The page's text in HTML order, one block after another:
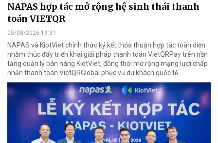
NAPAS hợp tác mở rộng hệ sinh thái thanh
toán VIETQR
05/08/2026 19:31
NAPAS và KiotViet chính thức ký kết thỏa thuận hợp tác toàn diện
nhằm thúc đẩy triển khai giải pháp thanh toán VietQRPay trên nền
tảng quản lý bán hàng KiotViet, đồng thời mở rộng mạng lưới chấp
nhận thanh toán VietQRGlobal phục vụ du khách quốc tế.